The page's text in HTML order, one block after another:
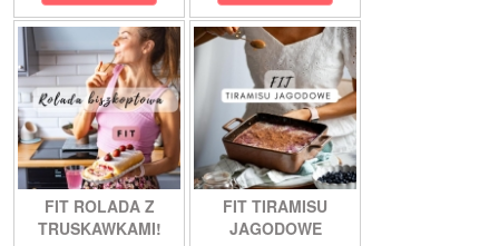
FIT ROLADA Z
TRUSKAWKAMI!
FIT TIRAMISU
JAGODOWE